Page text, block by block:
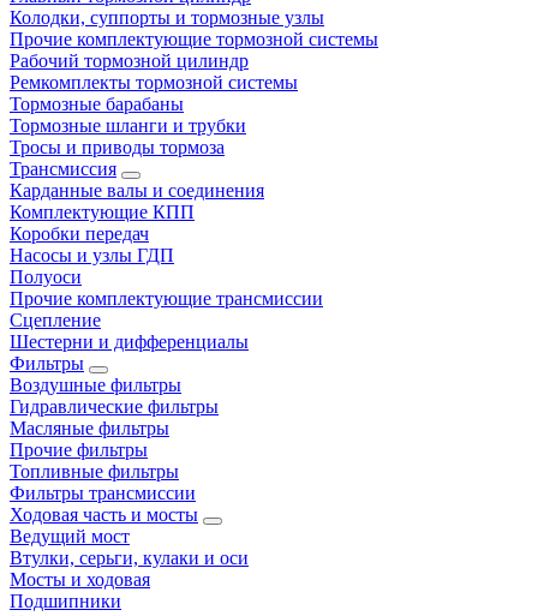
Колодки, суппорты и тормозные узлы
Прочие комплектующие тормозной системы
Рабочий тормозной цилиндр
Ремкомплекты тормозной системы
Тормозные барабаны
Тормозные шланги и трубки
Тросы и приводы тормоза
Трансмиссия
Карданные валы и соединения
Комплектующие КПП
Коробки передач
Насосы и узлы ГДП
Полуоси
Прочие комплектующие трансмиссии
Сцепление
Шестерни и дифференциалы
Фильтры
Воздушные фильтры
Гидравлические фильтры
Масляные фильтры
Прочие фильтры
Топливные фильтры
Фильтры трансмиссии
Ходовая часть и мосты
Ведущий мост
Втулки, серьги, кулаки и оси
Мосты и ходовая
Подшипники